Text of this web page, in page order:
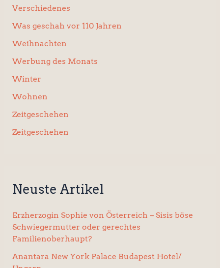
Verschiedenes
Was geschah vor 110 Jahren
Weihnachten
Werbung des Monats
Winter
Wohnen
Zeitgeschehen
Zeitgeschehen
Neuste Artikel
Erzherzogin Sophie von Österreich – Sisis böse
Schwiegermutter oder gerechtes
Familienoberhaupt?
Anantara New York Palace Budapest Hotel/